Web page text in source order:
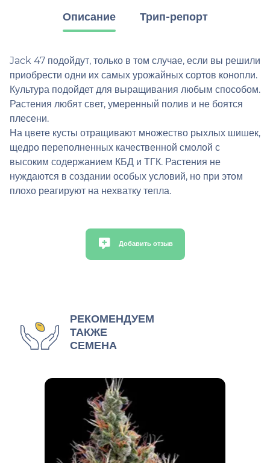
Описание Трип-репорт
Jack 47 подойдут, только в том случае, если вы решили
приобрести одни их самых урожайных сортов конопли.
Культура подойдет для выращивания любым способом.
Растения любят свет, умеренный полив и не боятся
плесени.
На цвете кусты отращивают множество рыхлых шишек,
щедро переполненных качественной смолой с
высоким содержанием КБД и ТГК. Растения не
нуждаются в создании особых условий, но при этом
плохо реагируют на нехватку тепла.
Добавить отзыв
РЕКОМЕНДУЕМ
ТАКЖЕ
СЕМЕНА